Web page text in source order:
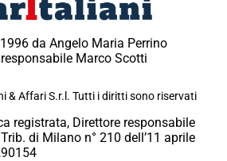
da Angelo Maria Perrino
Marco Scotti
& Affari S.r.l. Tutti i diritti sono riservati
registrata, Direttore responsabile
di Milano n° 210 dell’11 aprile